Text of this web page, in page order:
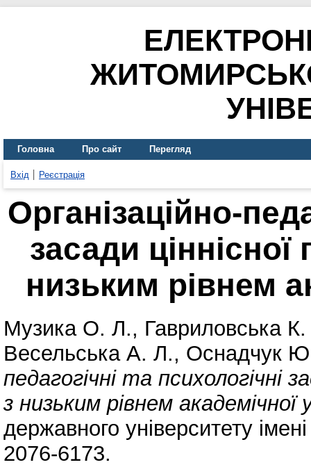
Головна Про сайт Перегляд
Вхід Реєстрація
Організаційно-
засади ціннісної
низьким рівнем
Музика О. Л., Гавриловська
Весельська А. Л., Оснадчук
педагогічні та психологічні
з низьким рівнем академічної
державного університету
2076-6173.